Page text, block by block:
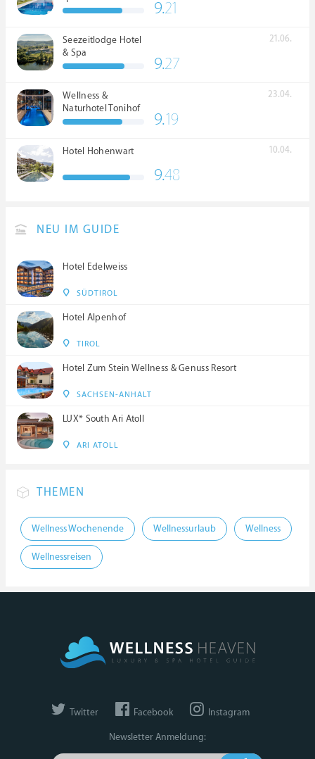
9.21
Seezeitlodge Hotel
& Spa
21.06.
9.27
Wellness &
Naturhotel Tonihof
****S
23.04.
9.19
Hotel Hohenwart 10.04.
9.48
NEU IM GUIDE
Hotel Edelweiss
SÜDTIROL
Hotel Alpenhof
TIROL
Hotel Zum Stein Wellness & Genuss Resort
SACHSEN-ANHALT
LUX* South Ari Atoll
ARI ATOLL
THEMEN
Wellness Wochenende Wellnessurlaub Wellness
Wellnessreisen
Twitter Facebook Instagram
Newsletter Anmeldung: